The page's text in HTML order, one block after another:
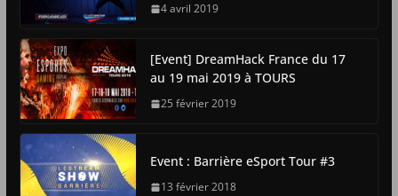
4 avril 2019
[Event] DreamHack France du 17
au 19 mai 2019 à TOURS
25 février 2019
Event : Barrière eSport Tour #3
13 février 2018